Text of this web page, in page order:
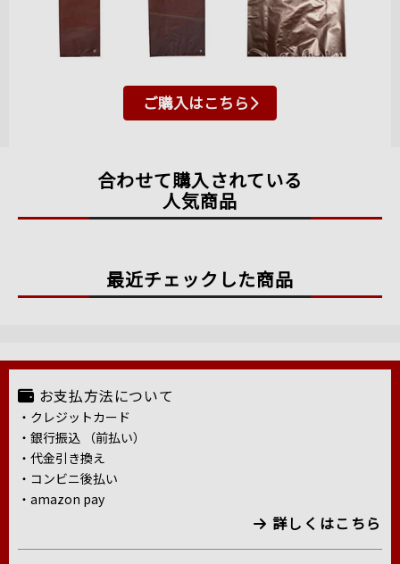
ご購入はこちら
合わせて購入されている
人気商品
最近チェックした商品
お支払方法について
・クレジットカード
・銀行振込 （前払い）
・代金引き換え
・コンビニ後払い
・amazon pay
詳しくはこちら